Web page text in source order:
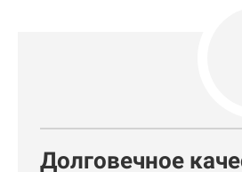
Долговечное